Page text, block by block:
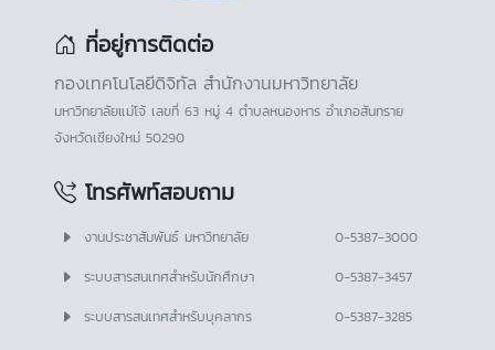
ที่อยู่การติดต่อ
กองเทคโนโลยีดิจิทัล สำนักงานมหาวิทยาลัย
มหาวิทยาลัยแม่โจ้ เลขที่ 63 หมู่ 4 ตำบลหนองหาร อำเภอสันทราย
จังหวัดเชียงใหม่ 50290
โทรศัพท์สอบถาม
งานประชาสัมพันธ์ มหาวิทยาลัย
0-5387-3000
ระบบสารสนเทศสำหรับนักศึกษา
0-5387-3457
ระบบสารสนเทศสำหรับบุคลากร
0-5387-3285